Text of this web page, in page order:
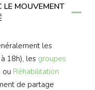
LE MOUVEMENT
les
18h), les groupes
ou Réhabilitation
de partage